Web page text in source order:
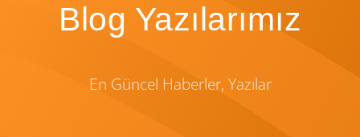
Blog Yazılarımız
En Güncel Haberler, Yazılar